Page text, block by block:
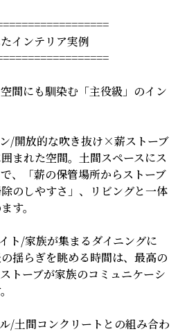
インテリア実例
間にも馴染む「主役級」のイン
/開放的な吹き抜け×薪ストーブ
まれた空間。土間スペースにス
、「薪の保管場所からストーブ
のしやすさ」、リビングと一体
す。
ト/家族が集まるダイニングに
揺らぎを眺める時間は、最高の
トーブが家族のコミュニケーシ
/土間コンクリートとの組み合わ